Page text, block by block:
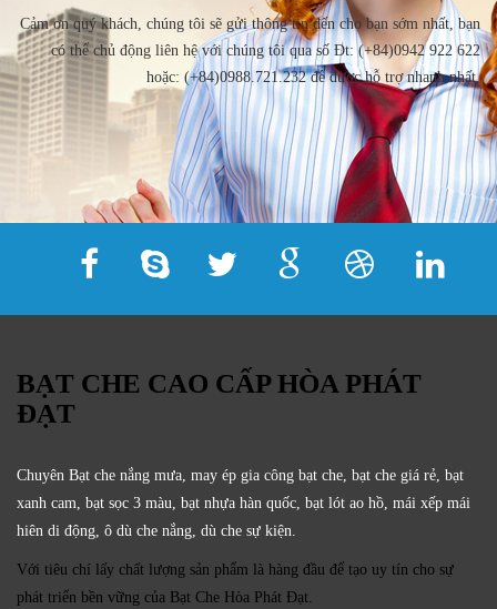
Cảm ơn quý khách, chúng tôi sẽ gửi thông tin đến cho bạn sớm nhất, bạn
có thể chủ động liên hệ với chúng tôi qua số Đt: (+84)0942 922 622
hoặc: (+84)0988.721.232 để được hỗ trợ nhanh nhất.
BẠT CHE CAO CẤP HÒA PHÁT
ĐẠT
Chuyên Bạt che nắng mưa, may ép gia công bạt che, bạt che giá rẻ, bạt
xanh cam, bạt sọc 3 màu, bạt nhựa hàn quốc, bạt lót ao hồ, mái xếp mái
hiên di động, ô dù che nắng, dù che sự kiện.
Với tiêu chí lấy chất lượng sản phẩm là hàng đầu để tạo uy tín cho sự
phát triển bền vững của Bạt Che Hòa Phát Đạt.